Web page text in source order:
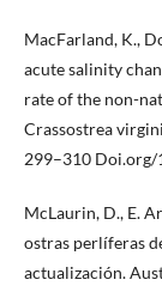
MacFarland, K.,
acute salinity
rate of the non-
Crassostrea
299–310 Doi.org/
McLaurin, D., E.
ostras perlíferas
actualización.